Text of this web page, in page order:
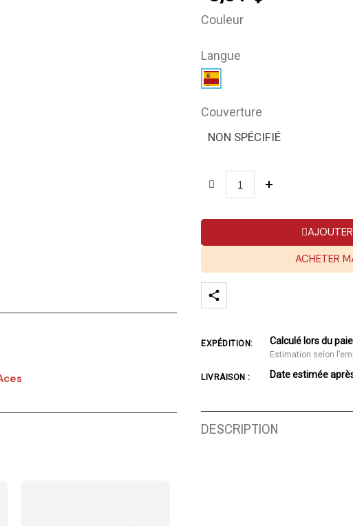
Couleur
Langue
Couverture
NON SPÉCIFIÉ
ACHETER
EXPÉDITION: Calculé lors du
Estimation selon
LIVRAISON : Date estimée
DESCRIPTION